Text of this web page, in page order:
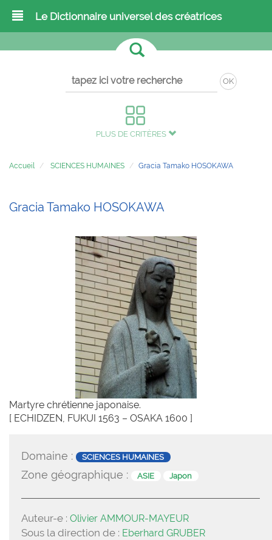
Le Dictionnaire universel des créatrices
OK
PLUS DE CRITÈRES
Accueil SCIENCES HUMAINES Gracia Tamako HOSOKAWA
Gracia Tamako HOSOKAWA
Martyre chrétienne japonaise.
[ ECHIDZEN, FUKUI 1563 – OSAKA 1600 ]
Domaine : SCIENCES HUMAINES
Zone géographique : ASIE Japon
Auteur-e : Olivier AMMOUR-MAYEUR
Sous la direction de : Eberhard GRUBER